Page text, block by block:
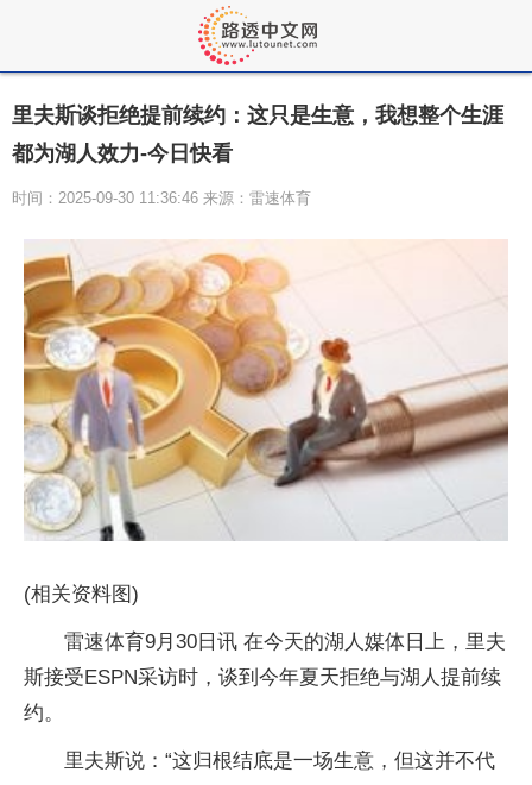
里夫斯谈拒绝提前续约：这只是生意，我想整个生涯
都为湖人效力-今日快看
时间：2025-09-30 11:36:46 来源：雷速体育
(相关资料图)
雷速体育9月30日讯 在今天的湖人媒体日上，里夫
斯接受ESPN采访时，谈到今年夏天拒绝与湖人提前续
约。
里夫斯说：“这归根结底是一场生意，但这并不代